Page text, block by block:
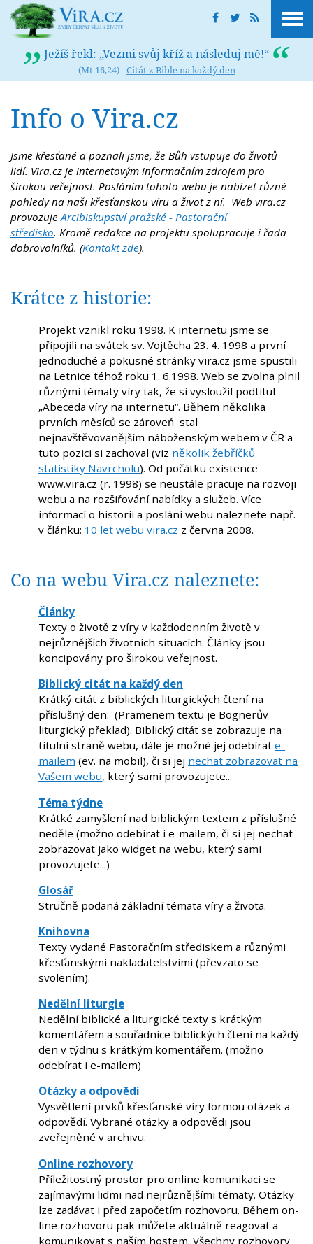
Ježíš řekl: „Vezmi svůj kříž a následuj mě!“
(Mt 16,24) -Citát z Bible na každý den
Info o Vira.cz
Jsme křesťané a poznali jsme, že Bůh vstupuje do životů
lidí. Vira.cz je internetovým informačním zdrojem pro
širokou veřejnost. Posláním tohoto webu je nabízet různé
pohledy na naši křesťanskou víru a život z ní. Web vira.cz
provozujeArcibiskupství pražské - Pastorační
středisko. Kromě redakce na projektu spolupracuje i řada
dobrovolníků. (Kontakt zde).
Krátce z historie:
Projekt vznikl roku 1998. K internetu jsme se
připojili na svátek sv. Vojtěcha 23. 4. 1998 a první
jednoduché a pokusné stránky vira.cz jsme spustili
na Letnice téhož roku 1. 6.1998. Web se zvolna plnil
různými tématy víry tak, že si vysloužil podtitul
„Abeceda víry na internetu“. Během několika
prvních měsíců se zároveň stal
nejnavštěvovanějším náboženským webem v ČR a
tuto pozici si zachoval (viz několik žebříčků
statistiky Navrcholu). Od počátku existence
www.vira.cz (r. 1998) se neustále pracuje na rozvoji
webu a na rozšiřování nabídky a služeb. Více
informací o historii a poslání webu naleznete např.
v článku: 10 let webu vira.cz z června 2008.
Co na webu Vira.cz naleznete:
Články
Texty o životě z víry v každodenním životě v
nejrůznějších životních situacích. Články jsou
koncipovány pro širokou veřejnost.
Biblický citát na každý den
Krátký citát z biblických liturgických čtení na
příslušný den. (Pramenem textu je Bognerův
liturgický překlad). Biblický citát se zobrazuje na
titulní straně webu, dále je možné jej odebírat e-
mailem (ev. na mobil), či si jej nechat zobrazovat na
Vašem webu, který sami provozujete...
Téma týdne
Krátké zamyšlení nad biblickým textem z příslušné
neděle (možno odebírat i e-mailem, či si jej nechat
zobrazovat jako widget na webu, který sami
provozujete...)
Glosář
Stručně podaná základní témata víry a života.
Knihovna
Texty vydané Pastoračním střediskem a různými
křesťanskými nakladatelstvími (převzato se
svolením).
Nedělní liturgie
Nedělní biblické a liturgické texty s krátkým
komentářem a souřadnice biblických čtení na každý
den v týdnu s krátkým komentářem. (možno
odebírat i e-mailem)
Otázky a odpovědi
Vysvětlení prvků křesťanské víry formou otázek a
odpovědí. Vybrané otázky a odpovědi jsou
zveřejněné v archivu.
Online rozhovory
Příležitostný prostor pro online komunikaci se
zajímavými lidmi nad nejrůznějšími tématy. Otázky
lze zadávat i před započetím rozhovoru. Během on-
line rozhovoru pak můžete aktuálně reagovat a
komunikovat s naším hostem. Všechny rozhovory